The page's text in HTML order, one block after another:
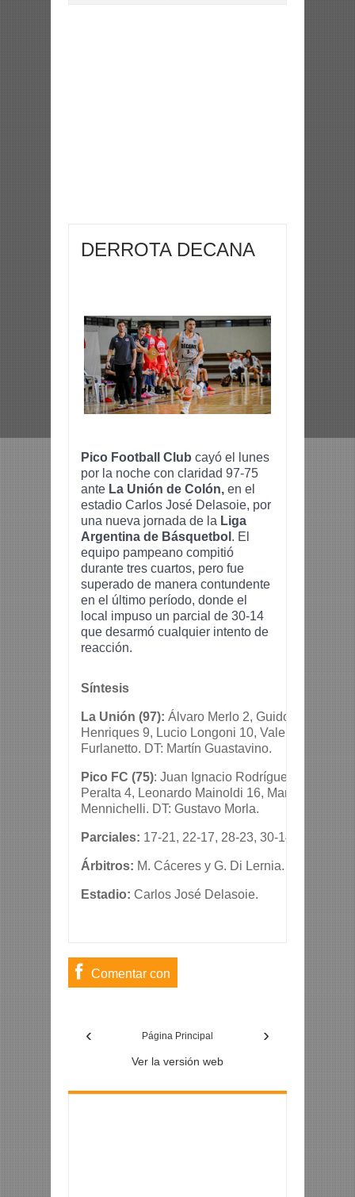
DERROTA DECANA
Pico Football Club cayó el lunes
por la noche con claridad 97-75
ante La Unión de Colón, en el
estadio Carlos José Delasoie, por
una nueva jornada de la Liga
Argentina de Básquetbol . El
equipo pampeano compitió
durante tres cuartos, pero fue
superado de manera contundente
en el último período, donde el
local impuso un parcial de 30-14
que desarmó cualquier intento de
reacción.
Síntesis
La Unión (97): Álvaro Merlo 2, Guido Cabrera
Henriques 9, Lucio Longoni 10, Valentino
Furlanetto. DT: Martín Guastavino.
Pico FC (75): Juan Ignacio Rodríguez Suppi 8,
Peralta 4, Leonardo Mainoldi 16, Manuel
Mennichelli. DT: Gustavo Morla.
Parciales: 17-21, 22-17, 28-23, 30-14.
Árbitros: M. Cáceres y G. Di Lernia.
Estadio: Carlos José Delasoie.
Comentar con
Facebook
‹ ›
Página Principal
Ver la versión web